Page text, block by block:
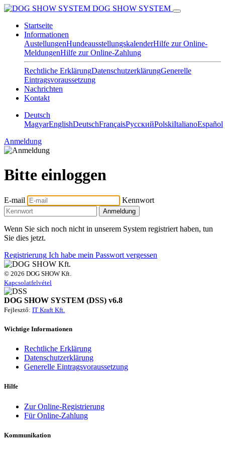
DOG SHOW SYSTEM
Startseite
Informationen
AustellungenHundeausstellungskalenderHilfe zur Online-
MeldungenHilfe zur Online-Zahlung
Rechtliche ErklärungDatenschutzerklärungGenerelle
Eintragsvoraussetzung
Nachrichten
Kontakt
Deutsch
MagyarEnglishDeutschFrançaisPусскийPolskiItalianoEspañol
Anmeldung
Bitte einloggen
E-mail Kennwort
Wenn Sie sich noch nicht in unserem System registriert haben, tun
Sie dies jetzt.
Registrierung Ich habe mein Passwort vergessen
© 2026 DOG SHOW Kft.
Kapcsolatfelvétel
DOG SHOW SYSTEM (DSS) v6.8
Fejlesztő: IT Kraft Kft.
Wichtige Informationen
Rechtliche Erklärung
Datenschutzerklärung
Generelle Eintragsvoraussetzung
Hilfe
Zur Online-Registrierung
Für Online-Zahlung
Kommunikation